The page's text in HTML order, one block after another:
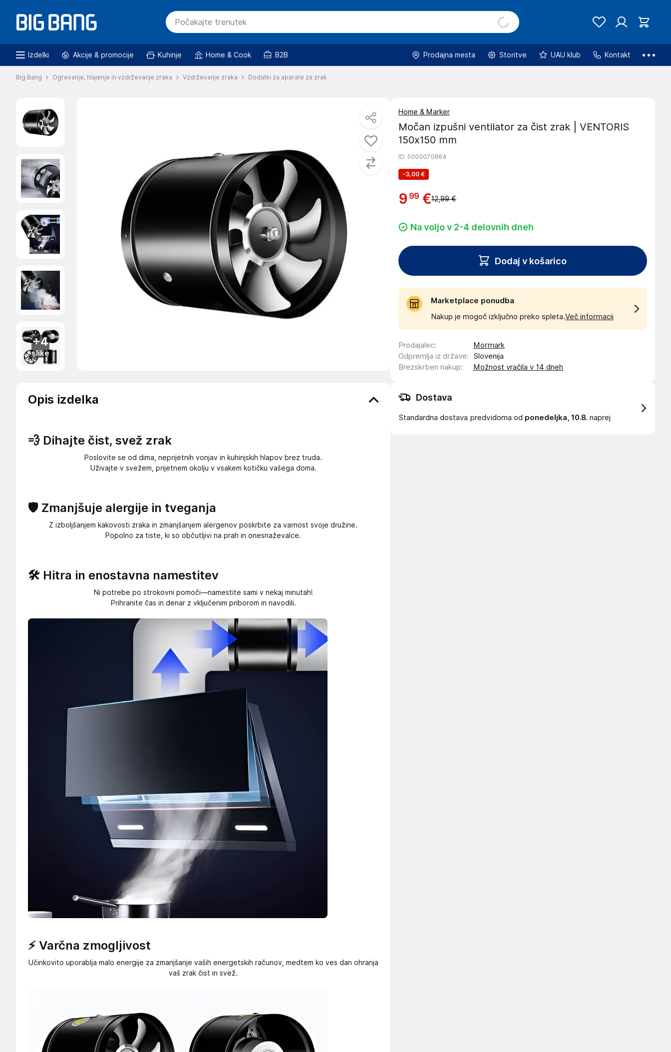
Izdelki Akcije & promocije Kuhinje Home & Cook B2B Prodajna mesta Storitve UAU klub Kontakt
Big Bang Ogrevanje, hlajenje in vzdrževanje zraka Vzdrževanje zraka Dodatki za aparate za zrak
+4
slike
Opis izdelka
💨 Dihajte čist, svež zrak
Poslovite se od dima, neprijetnih vonjav in kuhinjskih hlapov brez truda.
Uživajte v svežem, prijetnem okolju v vsakem kotičku vašega doma.
🛡️ Zmanjšuje alergije in tveganja
Z izboljšanjem kakovosti zraka in zmanjšanjem alergenov poskrbite za varnost svoje družine.
Popolno za tiste, ki so občutljivi na prah in onesnaževalce.
🛠️ Hitra in enostavna namestitev
Ni potrebe po strokovni pomoči—namestite sami v nekaj minutah!
Prihranite čas in denar z vključenim priborom in navodili.
⚡ Varčna zmogljivost
Učinkovito uporablja malo energije za zmanjšanje vaših energetskih računov, medtem ko ves dan ohranja
vaš zrak čist in svež.
Home & Marker
Močan izpušni ventilator za čist zrak | VENTORIS
150x150 mm
ID: 5000070864
-3,00 €
9 99 €12,99 €
Na voljo v 2-4 delovnih dneh
Dodaj v košarico
Marketplace ponudba
Nakup je mogoč izključno preko spleta.Več informacij
Prodajalec:
Mormark
Odpremlja iz države:
Slovenija
Brezskrben nakup: Možnost vračila v 14 dneh
Dostava
Standardna dostava predvidoma od ponedeljka, 10.8. naprej